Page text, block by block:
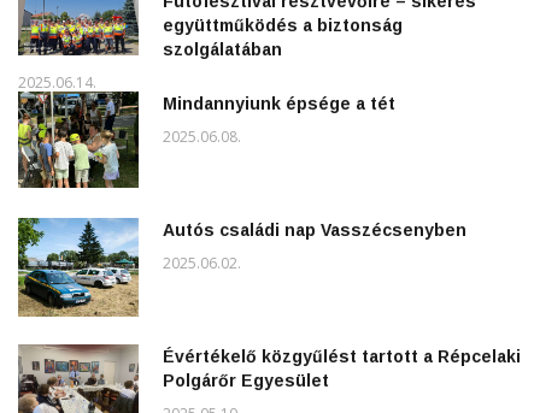
együttműködés a biztonság
szolgálatában
2025.06.14.
Mindannyiunk épsége a tét
2025.06.08.
Autós családi nap Vasszécsenyben
2025.06.02.
Évértékelő közgyűlést tartott a Répcelaki
Polgárőr Egyesület